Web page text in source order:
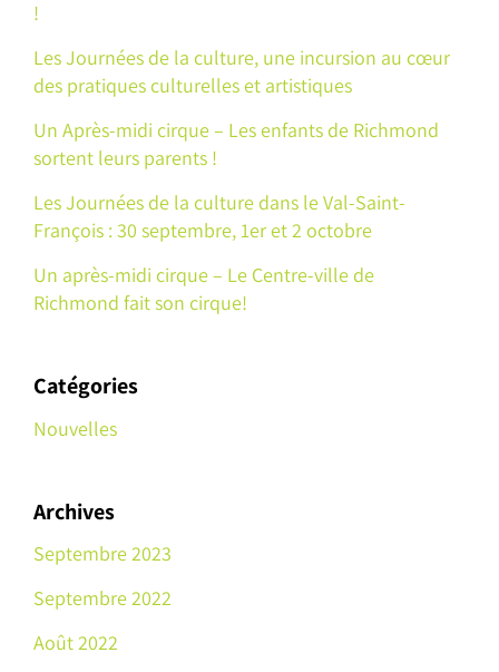
!
Les Journées de la culture, une incursion au cœur
des pratiques culturelles et artistiques
Un Après-midi cirque – Les enfants de Richmond
sortent leurs parents !
Les Journées de la culture dans le Val-Saint-
François : 30 septembre, 1er et 2 octobre
Un après-midi cirque – Le Centre-ville de
Richmond fait son cirque!
Catégories
Nouvelles
Archives
Septembre 2023
Septembre 2022
Août 2022